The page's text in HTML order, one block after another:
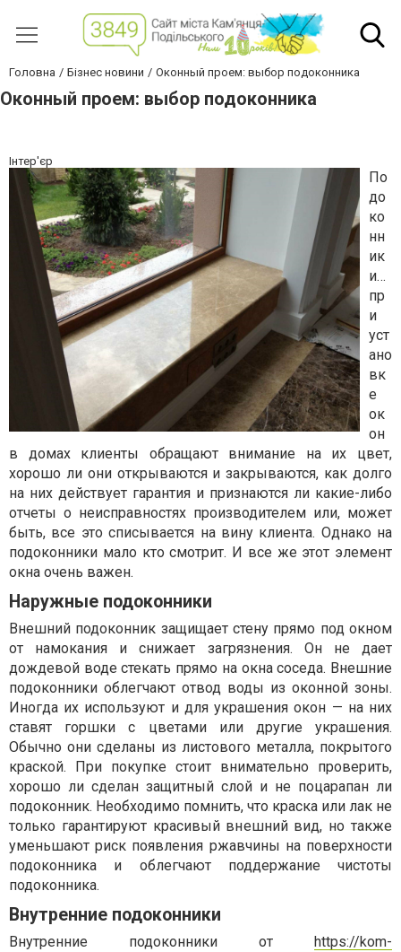
Головна Бізнес новини Оконный проем: выбор подоконника
Оконный проем: выбор подоконника
Інтер'єр
По
до
ко
нн
ик
и…
пр
и
уст
ано
вк
е
ок
он
в домах клиенты обращают внимание на их цвет,
хорошо ли они открываются и закрываются, как долго
на них действует гарантия и признаются ли какие-либо
отчеты о неисправностях производителем или, может
быть, все это списывается на вину клиента. Однако на
подоконники мало кто смотрит. И все же этот элемент
окна очень важен.
Наружные подоконники
Внешний подоконник защищает стену прямо под окном
от намокания и снижает загрязнения. Он не дает
дождевой воде стекать прямо на окна соседа. Внешние
подоконники облегчают отвод воды из оконной зоны.
Иногда их используют и для украшения окон — на них
ставят горшки с цветами или другие украшения.
Обычно они сделаны из листового металла, покрытого
краской. При покупке стоит внимательно проверить,
хорошо ли сделан защитный слой и не поцарапан ли
подоконник. Необходимо помнить, что краска или лак не
только гарантируют красивый внешний вид, но также
уменьшают риск появления ржавчины на поверхности
подоконника и облегчают поддержание чистоты
подоконника.
Внутренние подоконники
Внутренние подоконники от https://kom-